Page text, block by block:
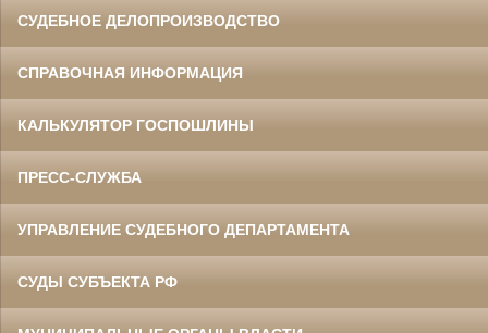
СУДЕБНОЕ ДЕЛОПРОИЗВОДСТВО
СПРАВОЧНАЯ ИНФОРМАЦИЯ
КАЛЬКУЛЯТОР ГОСПОШЛИНЫ
ПРЕСС-СЛУЖБА
УПРАВЛЕНИЕ СУДЕБНОГО ДЕПАРТАМЕНТА
СУДЫ СУБЪЕКТА РФ